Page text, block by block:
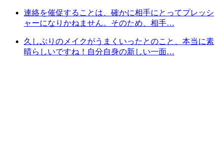
連絡を催促することは、確かに相手にとってプレッシ
ャーになりかねません。そのため、相手…
久しぶりのメイクがうまくいったとのこと、本当に素
晴らしいですね！自分自身の新しい一面…